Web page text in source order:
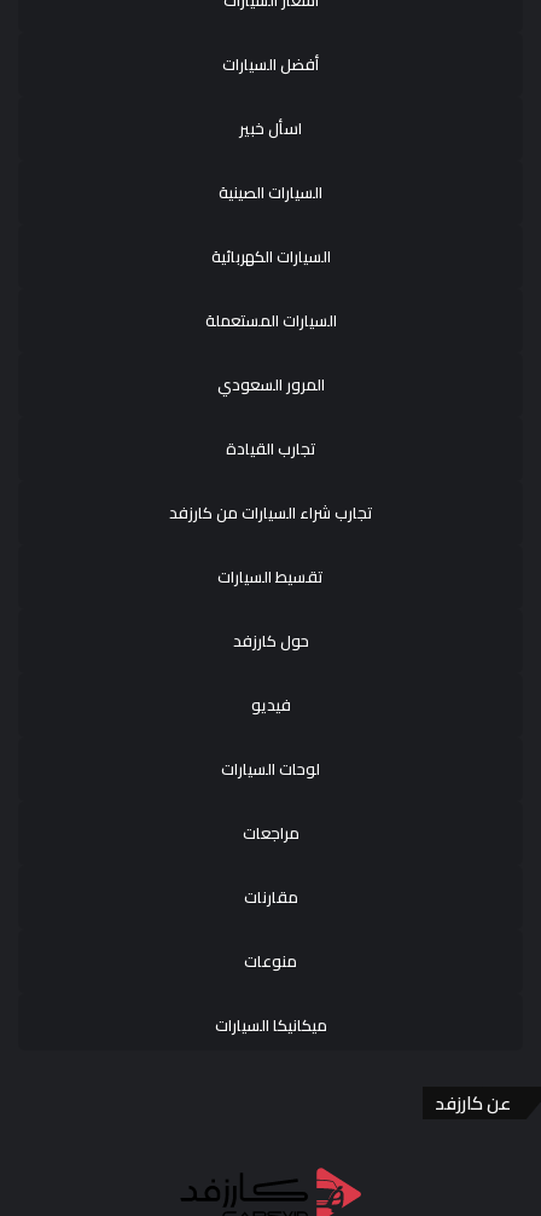
أفضل السيارات
اسأل خبير
السيارات الصينية
السيارات الكهربائية
السيارات المستعملة
المرور السعودي
تجارب القيادة
تجارب شراء السيارات من كارزفد
تقسيط السيارات
حول كارزفد
فيديو
لوحات السيارات
مراجعات
مقارنات
منوعات
ميكانيكا السيارات
عن كارزفد